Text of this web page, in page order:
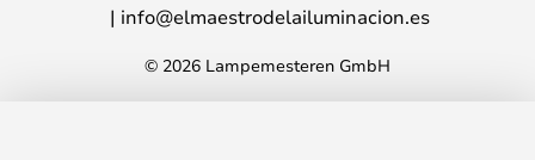
info@elmaestrodelailuminacion.es
© 2026 Lampemesteren GmbH